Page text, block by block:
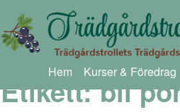
Hem Kurser & Föredrag
Etikett:bli